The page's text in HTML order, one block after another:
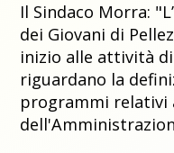
Il Sindaco Morra:
dei Giovani di
inizio alle attività
riguardano la
programmi relativi